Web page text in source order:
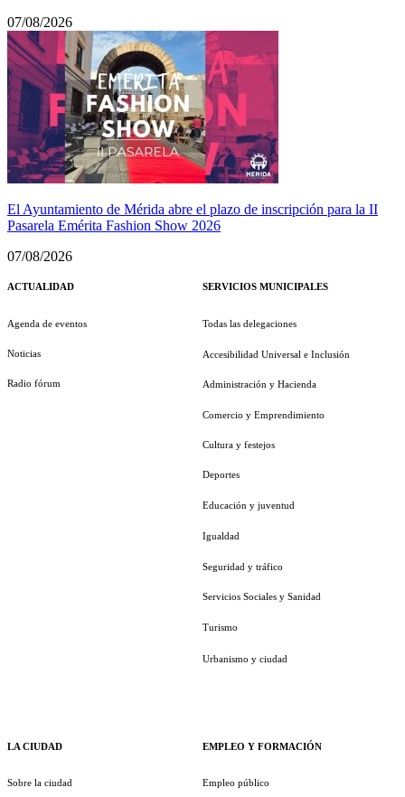
07/08/2026
El Ayuntamiento de Mérida abre el plazo de inscripción para la II
Pasarela Emérita Fashion Show 2026
07/08/2026
ACTUALIDAD
Agenda de eventos
Noticias
Radio fórum
LA CIUDAD
Sobre la ciudad
SERVICIOS MUNICIPALES
Todas las delegaciones
Accesibilidad Universal e Inclusión
Administración y Hacienda
Comercio y Emprendimiento
Cultura y festejos
Deportes
Educación y juventud
Igualdad
Seguridad y tráfico
Servicios Sociales y Sanidad
Turismo
Urbanismo y ciudad
EMPLEO Y FORMACIÓN
Empleo público